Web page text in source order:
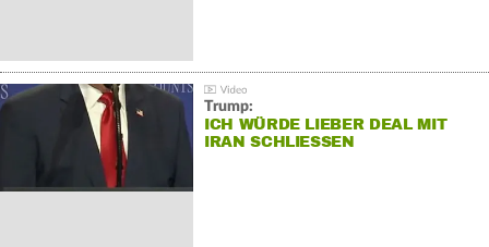
Trump:
ICH WÜRDE LIEBER DEAL MIT
IRAN SCHLIESSEN